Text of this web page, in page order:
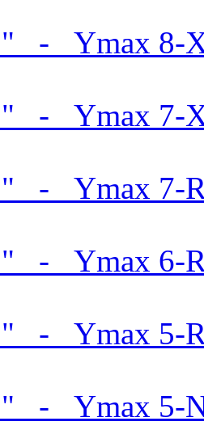
- Ymax 8-
- Ymax 7-
- Ymax 7-
- Ymax 6-
- Ymax 5-
- Ymax 5-